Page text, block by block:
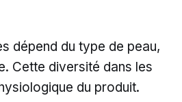
dépend du type de peau,
Cette diversité dans les
du produit.